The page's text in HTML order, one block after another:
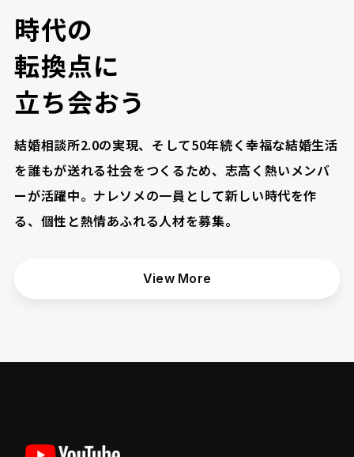
時代の
転換点に
立ち会おう
結婚相談所2.0の実現、そして50年続く幸福な結婚生活
を誰もが送れる社会をつくるため、志高く熱いメンバ
ーが活躍中。ナレソメの一員として新しい時代を作
る、個性と熱情あふれる人材を募集。
View More